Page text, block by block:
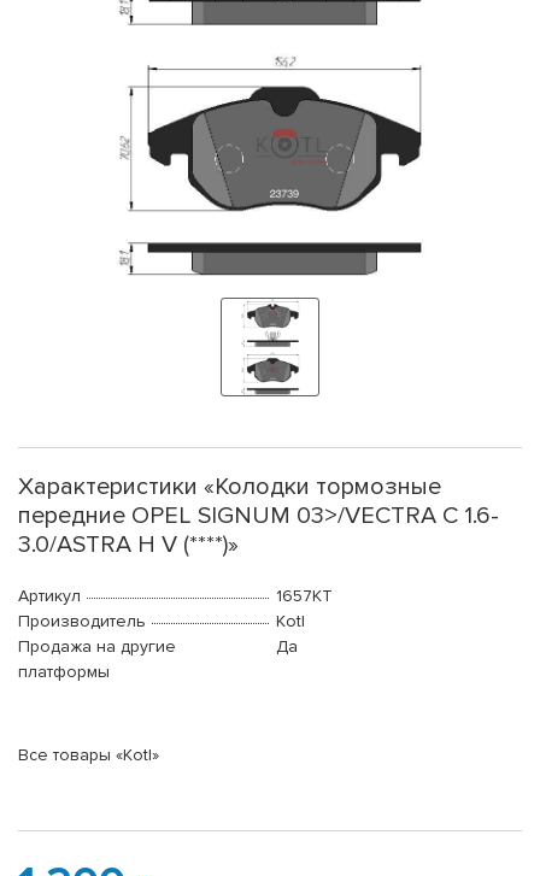
Характеристики «Колодки тормозные
передние OPEL SIGNUM 03>/VECTRA C 1.6-
3.0/ASTRA H V (****)»
Артикул
1657KT
Производитель
Kotl
Продажа на другие
платформы
Да
Все товары «Kotl»